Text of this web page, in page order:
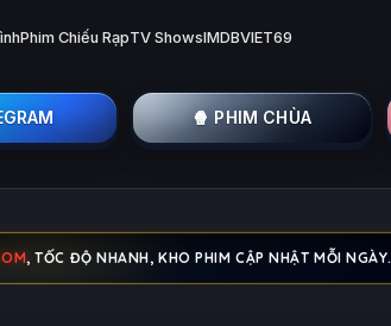
Phim Chiếu RạpTV ShowsIMDBVIET69
🍿 PHIM CHÙA
, TỐC ĐỘ NHANH, KHO PHIM CẬP NHẬT MỖI NGÀY.